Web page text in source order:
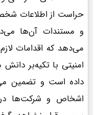
حراست از اطلاعات
و مستندات آن‌ها
می‌دهد که اقدامات
امنیتی با تکیه‌بر
داده است و تضمین
اشخاص و شرکت‌ها